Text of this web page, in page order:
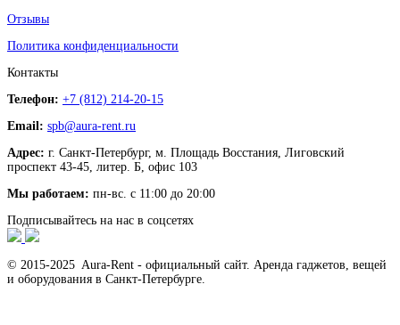
Отзывы
Политика конфиденциальности
Контакты
Телефон: +7 (812) 214-20-15
Email: spb@aura-rent.ru
Адрес: г. Санкт-Петербург, м. Площадь Восстания, Лиговский
проспект 43-45, литер. Б, офис 103
Мы работаем: пн-вс. с 11:00 до 20:00
Подписывайтесь на нас в соцсетях
© 2015-2025 Aura-Rent - официальный сайт. Аренда гаджетов, вещей
и оборудования в Санкт-Петербурге.